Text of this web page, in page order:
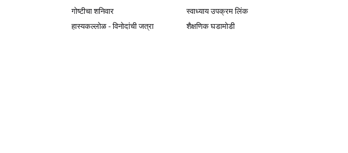
गोष्टीचा शनिवार
स्वाध्याय उपक्रम लिंक
हास्यकल्लोळ - विनोदांची जत्रा
शैक्षणिक घडामोडी